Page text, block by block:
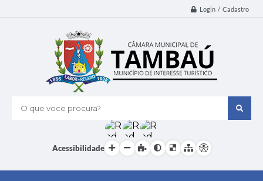
Login / Cadastro
O que voce procura?
Acessibilidade